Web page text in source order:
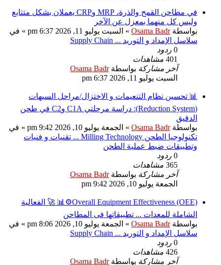
في مطاحن القمح والذرة، MRP وCRP يعملان بشكل متتابع
وليس كل منهما بمعزل عن الآخر
بواسطةOsama Badr » السبت يوليو 11, 2026 6:37 pm » في
سلاسل الإمداد و التوريد ... Supply Chain
0 ردود
401 مشاهدات
آخر مشاركة بواسطةOsama Badr
السبت يوليو 11, 2026 6:37 pm
📊 تحسين نظام التنعيمات و الاختزال/مراحل السيهات
(Reduction System): دراسة مرحلتي C1A وC2 في طحن
الدقيق
بواسطةOsama Badr » الجمعة يوليو 10, 2026 9:42 pm » في
تكنولوجيا الطحن Milling Technology ... تقنيات و فنيات
وتطبيقات ضبط عملية الطحن
0 ردود
365 مشاهدات
آخر مشاركة بواسطةOsama Badr
الجمعة يوليو 10, 2026 9:42 pm
Overall Equipment Effectiveness (OEE)⚙️📊 🚀 الفعالية
الشاملة للمعدات ... تطبيقاتها فى المطاحن
بواسطةOsama Badr » الجمعة يوليو 10, 2026 8:06 pm » في
سلاسل الإمداد و التوريد ... Supply Chain
0 ردود
426 مشاهدات
آخر مشاركة بواسطةOsama Badr